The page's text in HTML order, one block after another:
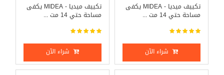
تكييف ميديا - MIDEA يكفى
مساحة حتي 14 مت ...
شراء الآن
تكييف ميديا - MIDEA يكفى
مساحة حتي 14 مت ...
شراء الآن